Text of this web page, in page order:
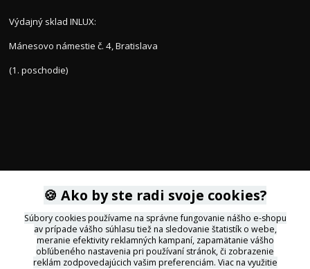
Výdajný sklad INLUX:
Mánesovo námestie č. 4, Bratislava
(1. poschodie)
KONTAKTY
+421 905 564434
🍪 Ako by ste radi svoje cookies?
Súbory cookies používame na správne fungovanie nášho e-shopu
av prípade vášho súhlasu tiež na sledovanie štatistík o webe,
meranie efektivity reklamných kampaní, zapamätanie vášho
obľúbeného nastavenia pri používaní stránok, či zobrazenie
reklám zodpovedajúcich vašim preferenciám. Viac na využitie